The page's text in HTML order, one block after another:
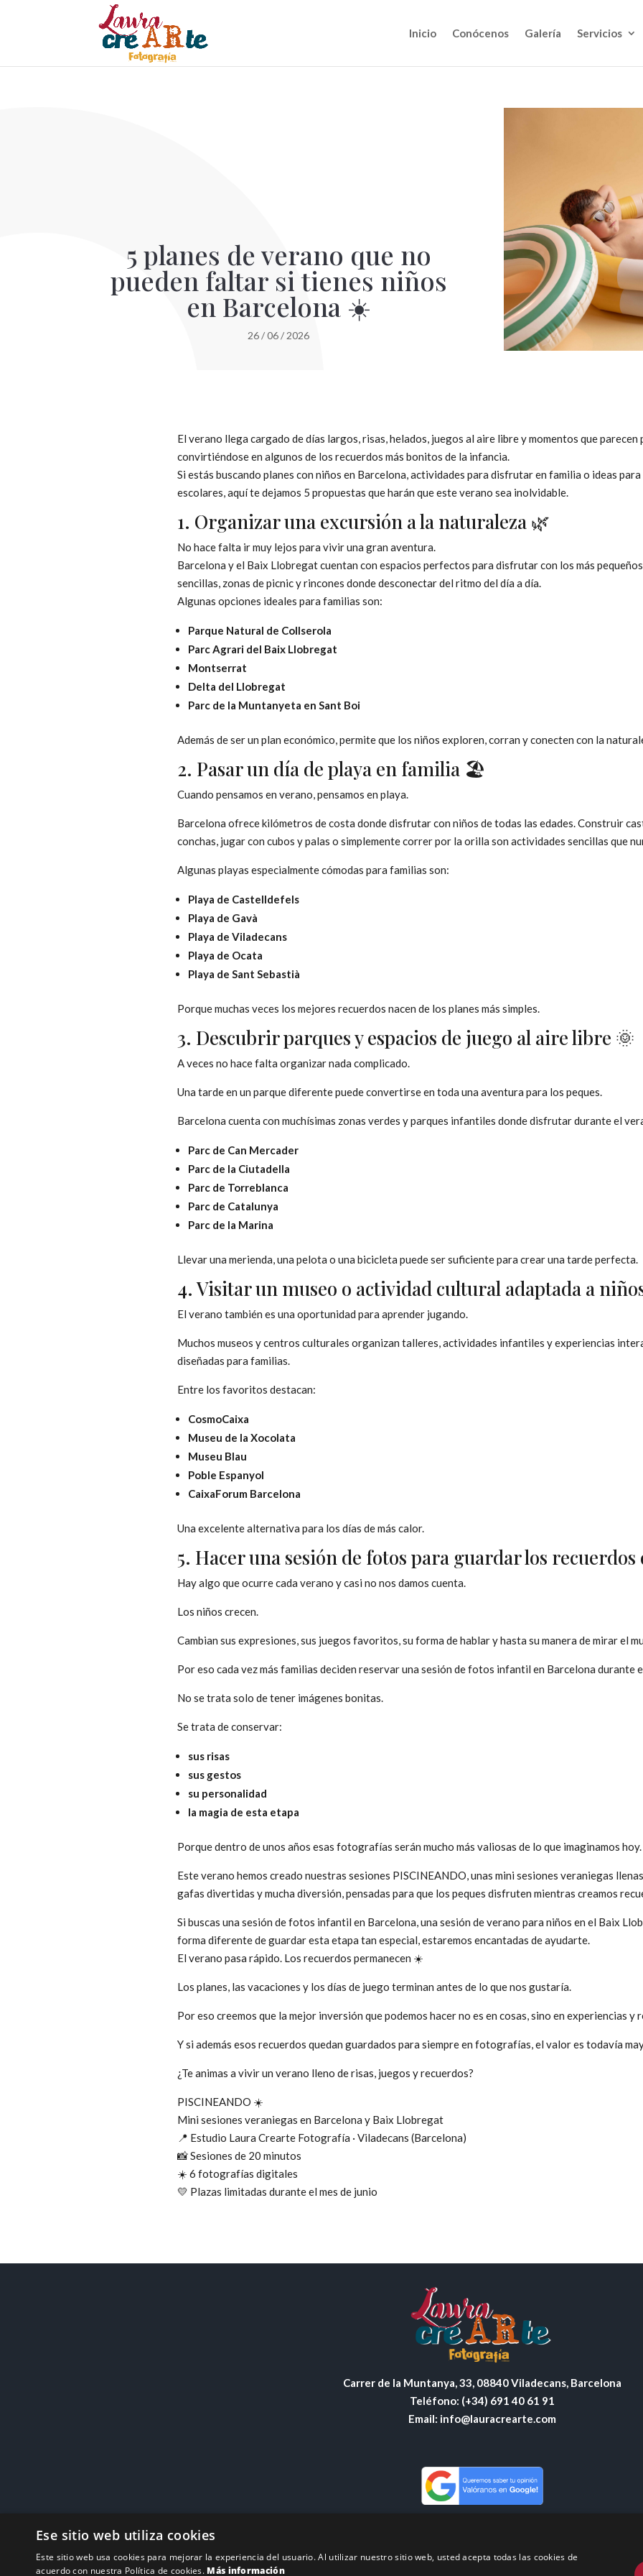
Inicio Conócenos Galería Servicios
5 planes de verano que no
pueden faltar si tienes niños
en Barcelona ☀️
26 / 06 / 2026
El verano llega cargado de días largos, risas, helados, juegos al aire libre y momentos que
convirtiéndose en algunos de los recuerdos más bonitos de la infancia.
Si estás buscando planes con niños en Barcelona, actividades para disfrutar en familia o ideas
escolares, aquí te dejamos 5 propuestas que harán que este verano sea inolvidable.
1. Organizar una excursión a la naturaleza 🌿
No hace falta ir muy lejos para vivir una gran aventura.
Barcelona y el Baix Llobregat cuentan con espacios perfectos para disfrutar con los más
sencillas, zonas de picnic y rincones donde desconectar del ritmo del día a día.
Algunas opciones ideales para familias son:
Parque Natural de Collserola
Parc Agrari del Baix Llobregat
Montserrat
Delta del Llobregat
Parc de la Muntanyeta en Sant Boi
Además de ser un plan económico, permite que los niños exploren, corran y conecten con la
2. Pasar un día de playa en familia 🏖️
Cuando pensamos en verano, pensamos en playa.
Barcelona ofrece kilómetros de costa donde disfrutar con niños de todas las edades. Construir
conchas, jugar con cubos y palas o simplemente correr por la orilla son actividades sencillas que
Algunas playas especialmente cómodas para familias son:
Playa de Castelldefels
Playa de Gavà
Playa de Viladecans
Playa de Ocata
Playa de Sant Sebastià
Porque muchas veces los mejores recuerdos nacen de los planes más simples.
3. Descubrir parques y espacios de juego al aire libre 🌞
A veces no hace falta organizar nada complicado.
Una tarde en un parque diferente puede convertirse en toda una aventura para los peques.
Barcelona cuenta con muchísimas zonas verdes y parques infantiles donde disfrutar durante el
Parc de Can Mercader
Parc de la Ciutadella
Parc de Torreblanca
Parc de Catalunya
Parc de la Marina
Llevar una merienda, una pelota o una bicicleta puede ser suficiente para crear una tarde perfecta.
4. Visitar un museo o actividad cultural adaptada a
El verano también es una oportunidad para aprender jugando.
Muchos museos y centros culturales organizan talleres, actividades infantiles y experiencias
diseñadas para familias.
Entre los favoritos destacan:
CosmoCaixa
Museu de la Xocolata
Museu Blau
Poble Espanyol
CaixaForum Barcelona
Una excelente alternativa para los días de más calor.
5. Hacer una sesión de fotos para guardar los recuerdos
Hay algo que ocurre cada verano y casi no nos damos cuenta.
Los niños crecen.
Cambian sus expresiones, sus juegos favoritos, su forma de hablar y hasta su manera de mirar el
Por eso cada vez más familias deciden reservar una sesión de fotos infantil en Barcelona durante
No se trata solo de tener imágenes bonitas.
Se trata de conservar:
sus risas
sus gestos
su personalidad
la magia de esta etapa
Porque dentro de unos años esas fotografías serán mucho más valiosas de lo que imaginamos hoy.
Este verano hemos creado nuestras sesiones PISCINEANDO, unas mini sesiones veraniegas
gafas divertidas y mucha diversión, pensadas para que los peques disfruten mientras creamos
Si buscas una sesión de fotos infantil en Barcelona, una sesión de verano para niños en el Baix
forma diferente de guardar esta etapa tan especial, estaremos encantadas de ayudarte.
El verano pasa rápido. Los recuerdos permanecen ☀️
Los planes, las vacaciones y los días de juego terminan antes de lo que nos gustaría.
Por eso creemos que la mejor inversión que podemos hacer no es en cosas, sino en experiencias y
Y si además esos recuerdos quedan guardados para siempre en fotografías, el valor es todavía
¿Te animas a vivir un verano lleno de risas, juegos y recuerdos?
PISCINEANDO ☀️
Mini sesiones veraniegas en Barcelona y Baix Llobregat
📍 Estudio Laura Crearte Fotografía · Viladecans (Barcelona)
📸 Sesiones de 20 minutos
☀️ 6 fotografías digitales
💛 Plazas limitadas durante el mes de junio
Carrer de la Muntanya, 33, 08840 Viladecans, Barcelona
Teléfono: (+34) 691 40 61 91
Email: info@lauracrearte.com
Ese sitio web utiliza cookies
Este sitio web usa cookies para mejorar la experiencia del usuario. Al utilizar nuestro sitio web, usted acepta todas las cookies de
acuerdo con nuestra Política de cookies. Más información